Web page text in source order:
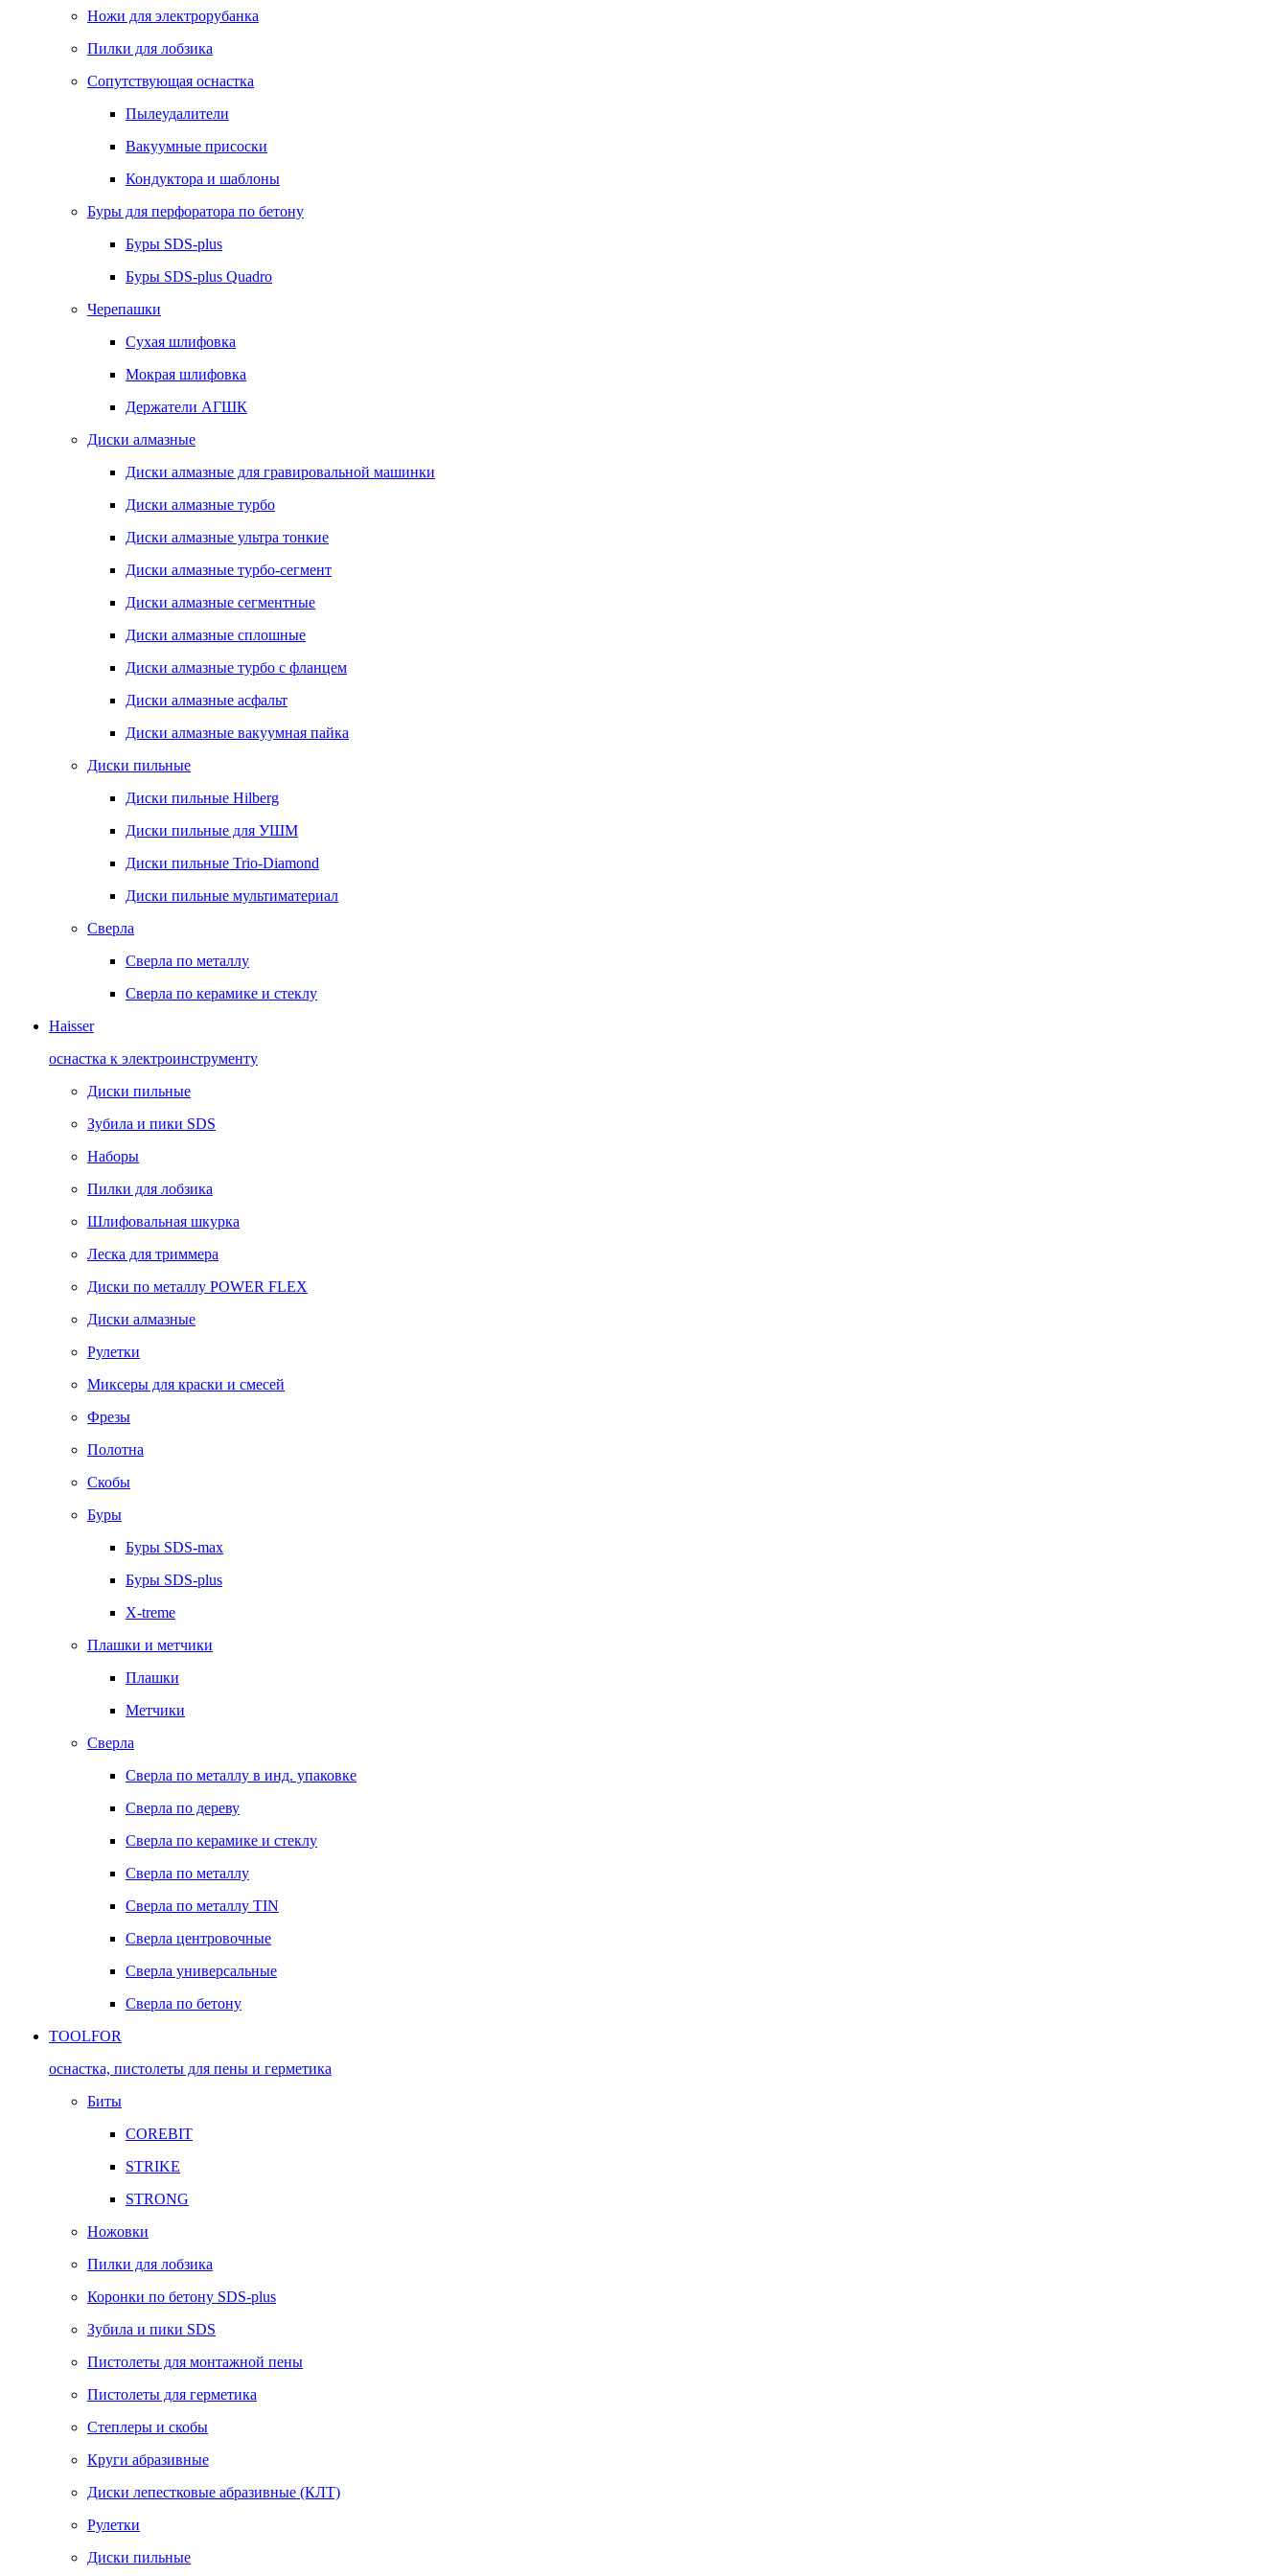
Ножи для электрорубанка
Пилки для лобзика
Сопутствующая оснастка
Пылеудалители
Вакуумные присоски
Кондуктора и шаблоны
Буры для перфоратора по бетону
Буры SDS-plus
Буры SDS-plus Quadro
Черепашки
Сухая шлифовка
Мокрая шлифовка
Держатели АГШК
Диски алмазные
Диски алмазные для гравировальной машинки
Диски алмазные турбо
Диски алмазные ультра тонкие
Диски алмазные турбо-сегмент
Диски алмазные сегментные
Диски алмазные сплошные
Диски алмазные турбо с фланцем
Диски алмазные асфальт
Диски алмазные вакуумная пайка
Диски пильные
Диски пильные Hilberg
Диски пильные для УШМ
Диски пильные Trio-Diamond
Диски пильные мультиматериал
Сверла
Сверла по металлу
Сверла по керамике и стеклу
Haisser
оснастка к электроинструменту
Диски пильные
Зубила и пики SDS
Наборы
Пилки для лобзика
Шлифовальная шкурка
Леска для триммера
Диски по металлу POWER FLEX
Диски алмазные
Рулетки
Миксеры для краски и смесей
Фрезы
Полотна
Скобы
Буры
Буры SDS-max
Буры SDS-plus
X-treme
Плашки и метчики
Плашки
Метчики
Сверла
Сверла по металлу в инд. упаковке
Сверла по дереву
Сверла по керамике и стеклу
Сверла по металлу
Сверла по металлу TIN
Сверла центровочные
Сверла универсальные
Сверла по бетону
TOOLFOR
оснастка, пистолеты для пены и герметика
Биты
COREBIT
STRIKE
STRONG
Ножовки
Пилки для лобзика
Коронки по бетону SDS-plus
Зубила и пики SDS
Пистолеты для монтажной пены
Пистолеты для герметика
Степлеры и скобы
Круги абразивные
Диски лепестковые абразивные (КЛТ)
Рулетки
Диски пильные